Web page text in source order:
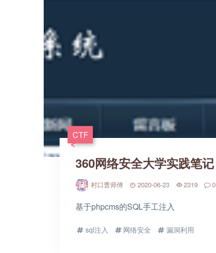
CTF
360网络安全大学实践笔记
村口曹师傅 2020-06-23 2319 0
基于phpcms的SQL手工注入
sql注入 网络安全 漏洞利用